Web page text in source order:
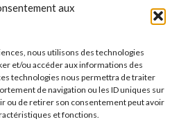
aux
nous utilisons des technologies
et/ou accéder aux informations des
technologies nous permettra de traiter
de navigation ou les ID uniques sur
ou de retirer son consentement peut avoir
et fonctions.